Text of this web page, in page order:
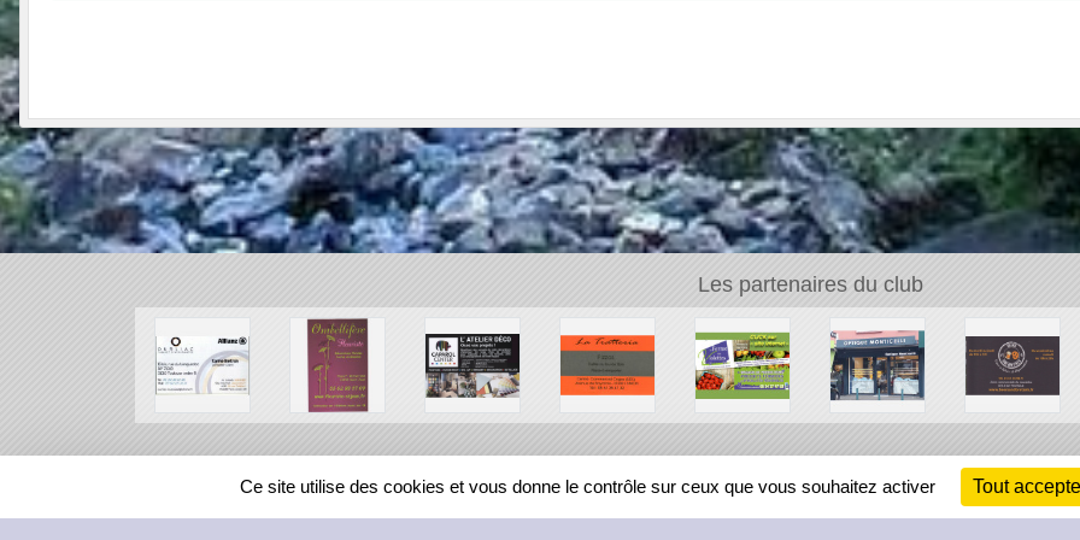
Les partenaires du club
REGIONS
Ce site utilise des cookies et vous donne le contrôle sur ceux que vous souhaitez activer Tout